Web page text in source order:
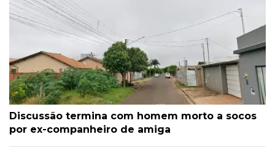
Discussão termina com homem morto a socos
por ex-companheiro de amiga